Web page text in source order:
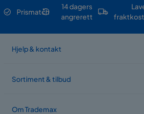
Prismatch
14 dagers
angrerett
Hjelp & kontakt
Sortiment & tilbud
Om Trademax